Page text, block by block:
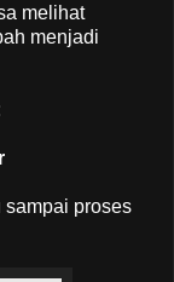
melihat
menjadi
sampai proses